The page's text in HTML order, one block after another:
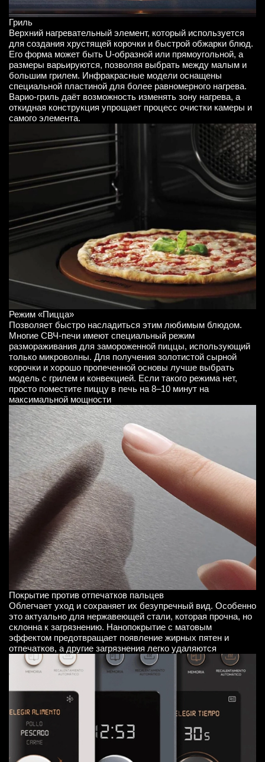
Гриль
Верхний нагревательный элемент, который используется
для создания хрустящей корочки и быстрой обжарки блюд.
Его форма может быть U-образной или прямоугольной, а
размеры варьируются, позволяя выбрать между малым и
большим грилем. Инфракрасные модели оснащены
специальной пластиной для более равномерного нагрева.
Варио-гриль даёт возможность изменять зону нагрева, а
откидная конструкция упрощает процесс очистки камеры и
самого элемента.
Режим «‎Пицца»
Позволяет быстро насладиться этим любимым блюдом.
Многие СВЧ-печи имеют специальный режим
размораживания для замороженной пиццы, использующий
только микроволны. Для получения золотистой сырной
корочки и хорошо пропеченной основы лучше выбрать
модель с грилем и конвекцией. Если такого режима нет,
просто поместите пиццу в печь на 8–10 минут на
максимальной мощности
Покрытие против отпечатков пальцев
Облегчает уход и сохраняет их безупречный вид. Особенно
это актуально для нержавеющей стали, которая прочна, но
склонна к загрязнению. Нанопокрытие с матовым
эффектом предотвращает появление жирных пятен и
отпечатков, а другие загрязнения легко удаляются